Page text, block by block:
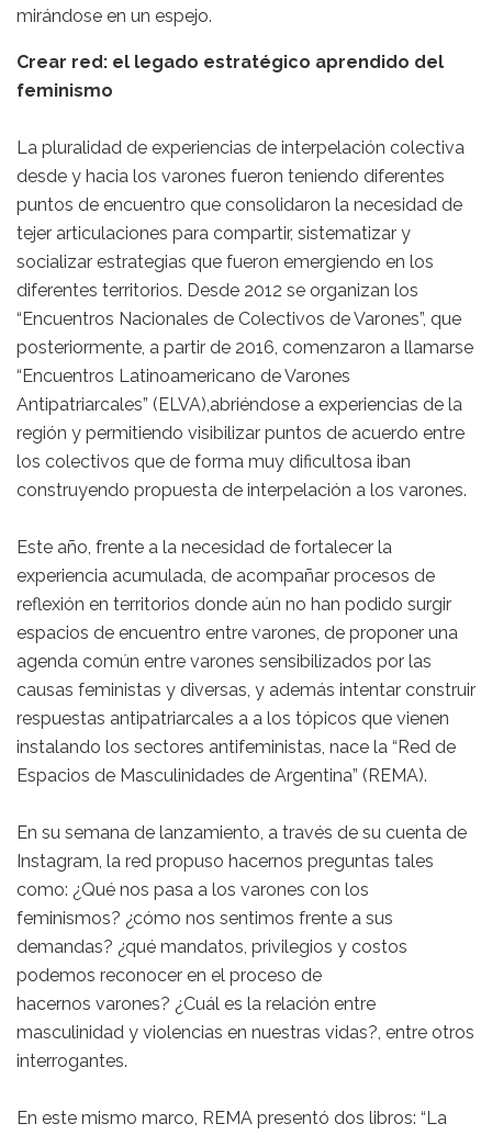
mirándose en un espejo.
Crear red: el legado estratégico aprendido del
feminismo
La pluralidad de experiencias de interpelación colectiva
desde y hacia los varones fueron teniendo diferentes
puntos de encuentro que consolidaron la necesidad de
tejer articulaciones para compartir, sistematizar y
socializar estrategias que fueron emergiendo en los
diferentes territorios. Desde 2012 se organizan los
“Encuentros Nacionales de Colectivos de Varones”, que
posteriormente, a partir de 2016, comenzaron a llamarse
“Encuentros Latinoamericano de Varones
Antipatriarcales” (ELVA),abriéndose a experiencias de la
región y permitiendo visibilizar puntos de acuerdo entre
los colectivos que de forma muy dificultosa iban
construyendo propuesta de interpelación a los varones.
Este año, frente a la necesidad de fortalecer la
experiencia acumulada, de acompañar procesos de
reflexión en territorios donde aún no han podido surgir
espacios de encuentro entre varones, de proponer una
agenda común entre varones sensibilizados por las
causas feministas y diversas, y además intentar construir
respuestas antipatriarcales a a los tópicos que vienen
instalando los sectores antifeministas, nace la “Red de
Espacios de Masculinidades de Argentina” (REMA).
En su semana de lanzamiento, a través de su cuenta de
Instagram, la red propuso hacernos preguntas tales
como: ¿Qué nos pasa a los varones con los
feminismos? ¿cómo nos sentimos frente a sus
demandas? ¿qué mandatos, privilegios y costos
podemos reconocer en el proceso de
hacernos varones? ¿Cuál es la relación entre
masculinidad y violencias en nuestras vidas?, entre otros
interrogantes.
En este mismo marco, REMA presentó dos libros: “La